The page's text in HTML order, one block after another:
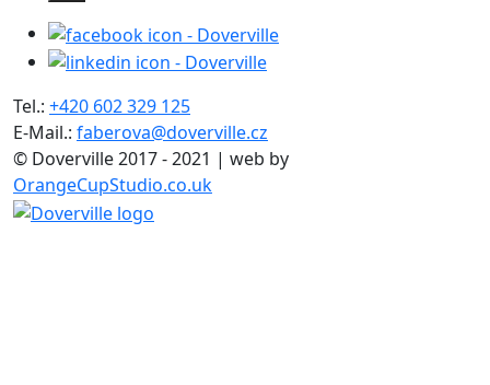
Tel.: +420 602 329 125
E-Mail.: faberova@doverville.cz
© Doverville 2017 - 2021 | web by
OrangeCupStudio.co.uk